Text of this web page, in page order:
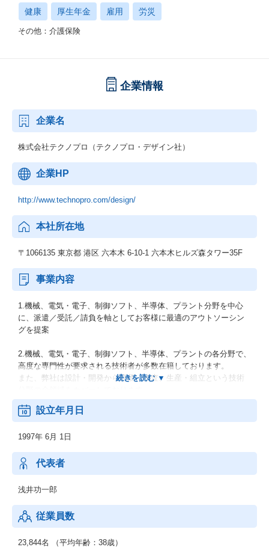
健康 厚生年金 雇用 労災
その他：介護保険
企業情報
企業名
株式会社テクノプロ（テクノプロ・デザイン社）
企業HP
http://www.technopro.com/design/
本社所在地
〒1066135 東京都 港区 六本木 6-10-1 六本木ヒルズ森タワー35F
事業内容
1.機械、電気・電子、制御ソフト、半導体、プラント分野を中心
に、派遣／受託／請負を軸としてお客様に最適のアウトソーシン
グを提案
2.機械、電気・電子、制御ソフト、半導体、プラントの各分野で、
高度な専門性が要求される技術者が多数在籍しております。
また、弊社は設計・開発から評価・検査、生産・組立という技術
設立年月日
1997年 6月 1日
代表者
浅井功一郎
従業員数
23,844名 （平均年齢：38歳）